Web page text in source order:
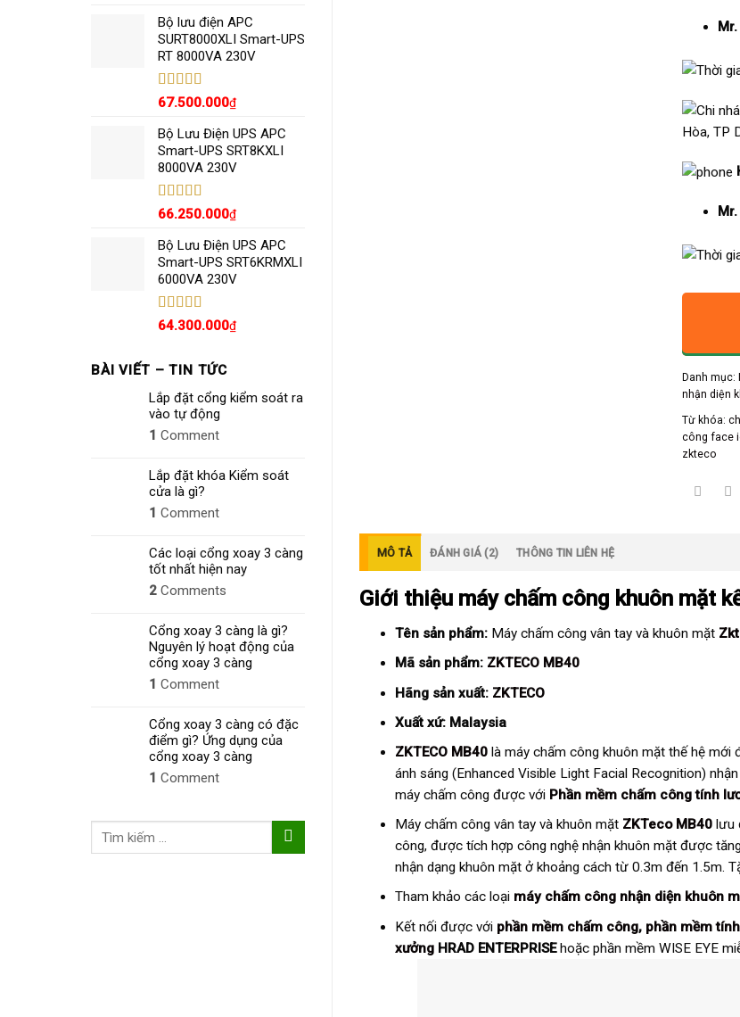
sao
Bộ lưu điện APC
SURT8000XLI Smart-UPS
RT 8000VA 230V
Được xếp
sao
67.500.000₫
Bộ Lưu Điện UPS APC
Smart-UPS SRT8KXLI
8000VA 230V
Được xếp
sao
66.250.000₫
Bộ Lưu Điện UPS APC
Smart-UPS SRT6KRMXLI
6000VA 230V
Được xếp
64.300.000₫
BÀI VIẾT – TIN TỨC
Lắp đặt cổng kiểm soát ra
vào tự động
1 Comment
Lắp đặt khóa Kiểm soát
cửa là gì?
1 Comment
Các loại cổng xoay 3 càng
tốt nhất hiện nay
2 Comments
Cổng xoay 3 càng là gì?
Nguyên lý hoạt động của
cổng xoay 3 càng
1 Comment
Cổng xoay 3 càng có đặc
điểm gì? Ứng dụng của
cổng xoay 3 càng
1 Comment
Tìm
Hòa, TP
Danh mục:
nhận diện
Từ khóa:
công face
zkteco
MÔ TẢ ĐÁNH GIÁ (2) THÔNG TIN LIÊN HỆ
Giới thiệu máy chấm công khuôn mặt
Tên sản phẩm: Máy chấm công vân tay và khuôn mặt
Mã sản phẩm: ZKTECO MB40
Hãng sản xuất: ZKTECO
Xuất xứ: Malaysia
ZKTECO MB40là máy chấm công khuôn mặt thế hệ mới
ánh sáng (Enhanced Visible Light Facial Recognition)
máy chấm công được với Phần mềm chấm công tính
Máy chấm công vân tay và khuôn mặt ZKTeco MB40lưu
công, được tích hợp công nghệ nhận khuôn mặt được
nhận dạng khuôn mặt ở khoảng cách từ 0.3m đến 1.5m.
Tham khảo các loại máy chấm công nhận diện khuôn
Kết nối được với phần mềm chấm công, phần mềm
xưởng HRAD ENTERPRISEhoặc phần mềm WISE EYE